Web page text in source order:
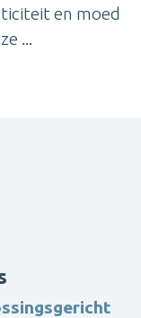
en moed
...